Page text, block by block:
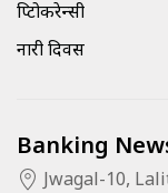
क्रिप्टोकरेन्सी
नारी दिवस
Banking
Jwagal-10,